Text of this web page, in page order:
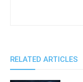
RELATED ARTICLES